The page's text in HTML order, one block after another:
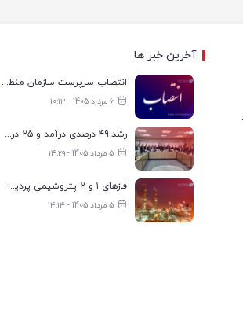
آخرین خبر ها
انتصاب سرپرست سازمان منطقه ویژه اقتصادی انرژی پارس
6 مرداد 1405 - ۱۰:۱۳
رشد ۴۹ درصدی درآمد و ۲۵ درصدی سود خالص؛ بیدبلند خلیج‌فارس سال ۱۴۰۴ را با رکوردهای جدید به پایان رساند
5 مرداد 1405 - ۱۴:۲۹
فازهای ۱ و ۲ پتروشیمی پردیس با ۸۵ درصد ظرفیت به مدار تولید بازگشتند
5 مرداد 1405 - ۱۴:۱۴